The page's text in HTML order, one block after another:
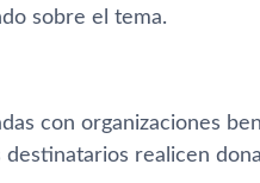
sobre el tema.
con organizaciones
destinatarios realicen